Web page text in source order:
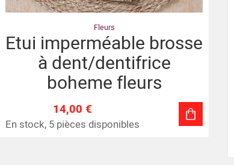
Fleurs
Etui imperméable brosse
à dent/dentifrice
boheme fleurs
14,00 €
En stock, 5 pièces disponibles